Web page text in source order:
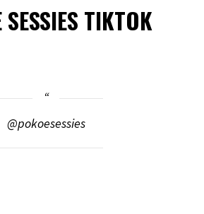
SESSIES TIKTOK
@pokoesessies